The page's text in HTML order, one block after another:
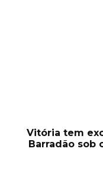
Vitória tem
Barradão sob